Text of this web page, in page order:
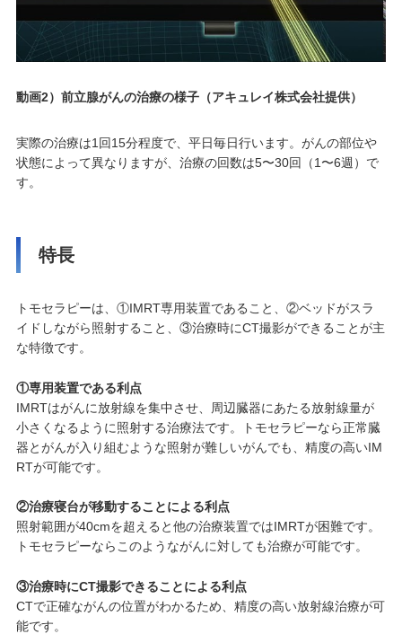
動画2）前立腺がんの治療の様子（アキュレイ株式会社提供）
実際の治療は1回15分程度で、平日毎日行います。がんの部位や
状態によって異なりますが、治療の回数は5〜30回（1〜6週）で
す。
特長
トモセラピーは、①IMRT専用装置であること、②ベッドがスラ
イドしながら照射すること、③治療時にCT撮影ができることが主
な特徴です。
①専用装置である利点
IMRTはがんに放射線を集中させ、周辺臓器にあたる放射線量が
小さくなるように照射する治療法です。トモセラピーなら正常臓
器とがんが入り組むような照射が難しいがんでも、精度の高いIM
RTが可能です。
②治療寝台が移動することによる利点
照射範囲が40cmを超えると他の治療装置ではIMRTが困難です。
トモセラピーならこのようながんに対しても治療が可能です。
③治療時にCT撮影できることによる利点
CTで正確ながんの位置がわかるため、精度の高い放射線治療が可
能です。